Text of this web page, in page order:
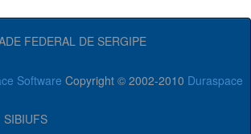
FEDERAL DE SERGIPE
Software Copyright © 2002-2010 Duraspace